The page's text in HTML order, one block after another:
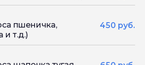
пшеничка,
и т.д.)
450 руб.